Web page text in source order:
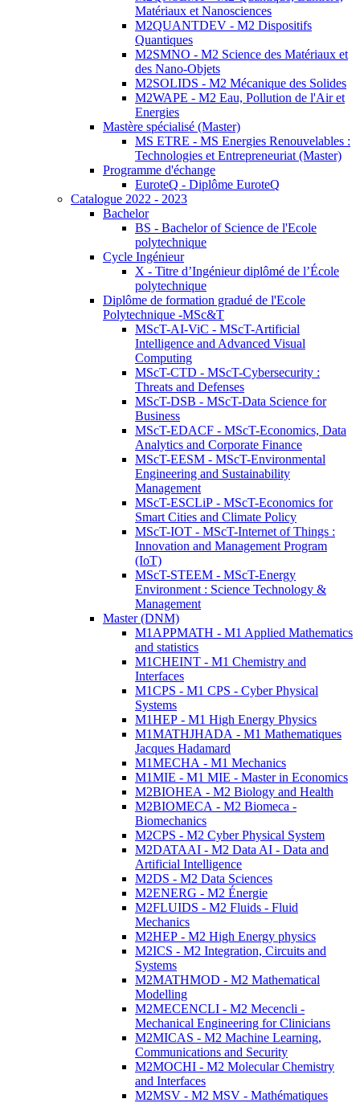
Matériaux et Nanosciences
M2QUANTDEV - M2 Dispositifs
Quantiques
M2SMNO - M2 Science des Matériaux et
des Nano-Objets
M2SOLIDS - M2 Mécanique des Solides
M2WAPE - M2 Eau, Pollution de l'Air et
Energies
Mastère spécialisé (Master)
MS ETRE - MS Energies Renouvelables :
Technologies et Entrepreneuriat (Master)
Programme d'échange
EuroteQ - Diplôme EuroteQ
Catalogue 2022 - 2023
Bachelor
BS - Bachelor of Science de l'Ecole
polytechnique
Cycle Ingénieur
X - Titre d’Ingénieur diplômé de l’École
polytechnique
Diplôme de formation gradué de l'Ecole
Polytechnique -MSc&T
MScT-AI-ViC - MScT-Artificial
Intelligence and Advanced Visual
Computing
MScT-CTD - MScT-Cybersecurity :
Threats and Defenses
MScT-DSB - MScT-Data Science for
Business
MScT-EDACF - MScT-Economics, Data
Analytics and Corporate Finance
MScT-EESM - MScT-Environmental
Engineering and Sustainability
Management
MScT-ESCLiP - MScT-Economics for
Smart Cities and Climate Policy
MScT-IOT - MScT-Internet of Things :
Innovation and Management Program
(IoT)
MScT-STEEM - MScT-Energy
Environment : Science Technology &
Management
Master (DNM)
M1APPMATH - M1 Applied Mathematics
and statistics
M1CHEINT - M1 Chemistry and
Interfaces
M1CPS - M1 CPS - Cyber Physical
Systems
M1HEP - M1 High Energy Physics
M1MATHJHADA - M1 Mathematiques
Jacques Hadamard
M1MECHA - M1 Mechanics
M1MIE - M1 MIE - Master in Economics
M2BIOHEA - M2 Biology and Health
M2BIOMECA - M2 Biomeca -
Biomechanics
M2CPS - M2 Cyber Physical System
M2DATAAI - M2 Data AI - Data and
Artificial Intelligence
M2DS - M2 Data Sciences
M2ENERG - M2 Énergie
M2FLUIDS - M2 Fluids - Fluid
Mechanics
M2HEP - M2 High Energy physics
M2ICS - M2 Integration, Circuits and
Systems
M2MATHMOD - M2 Mathematical
Modelling
M2MECENCLI - M2 Mecencli -
Mechanical Engineering for Clinicians
M2MICAS - M2 Machine Learning,
Communications and Security
M2MOCHI - M2 Molecular Chemistry
and Interfaces
M2MSV - M2 MSV - Mathématiques